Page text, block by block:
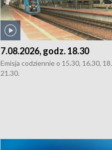
7.08.2026, godz. 18.30
Emisja codziennie o 15.30, 16.30,
21.30.